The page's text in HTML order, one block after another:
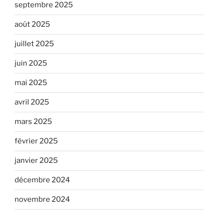
septembre 2025
août 2025
juillet 2025
juin 2025
mai 2025
avril 2025
mars 2025
février 2025
janvier 2025
décembre 2024
novembre 2024